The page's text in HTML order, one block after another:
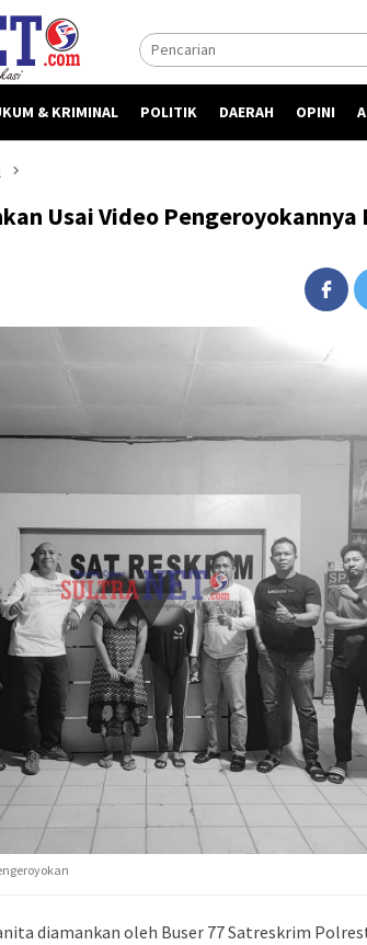
& KRIMINAL POLITIK DAERAH OPINI
Usai Video Pengeroyokannya
diamankan oleh Buser 77 Satreskrim